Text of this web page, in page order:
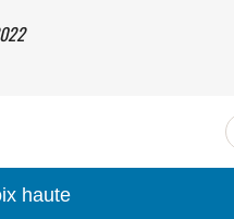
haute